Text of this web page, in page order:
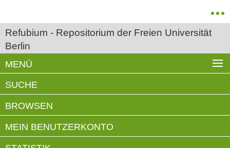
Refubium - Repositorium der Freien Universität
Berlin
MENÜ
SUCHE
BROWSEN
MEIN BENUTZERKONTO